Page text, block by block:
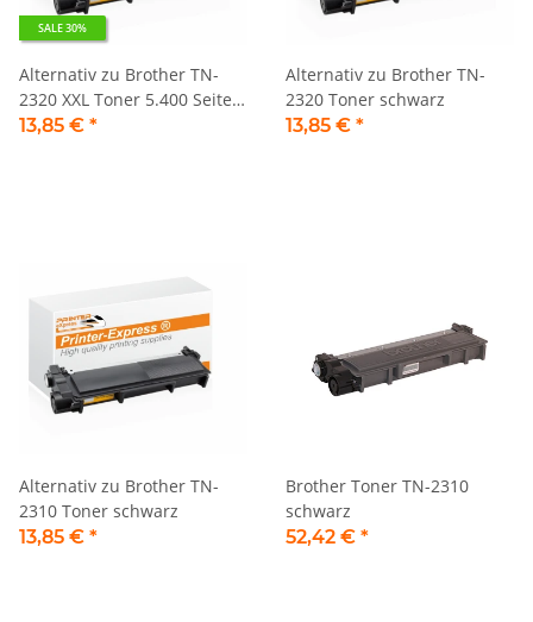
SALE 30%
Alternativ zu Brother TN-
2320 XXL Toner 5.400 Seiten
schwarz
13,85 € *
Alternativ zu Brother TN-
2320 Toner schwarz
13,85 € *
Alternativ zu Brother TN-
2310 Toner schwarz
13,85 € *
Brother Toner TN-2310
schwarz
52,42 € *